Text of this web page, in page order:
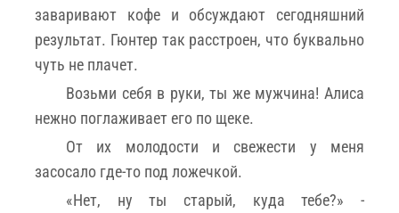
заваривают кофе и обсуждают сегодняшний
результат. Гюнтер так расстроен, что буквально
чуть не плачет.
Возьми себя в руки, ты же мужчина! Алиса
нежно поглаживает его по щеке.
От их молодости и свежести у меня
засосало где-то под ложечкой.
«Нет, ну ты старый, куда тебе?» -